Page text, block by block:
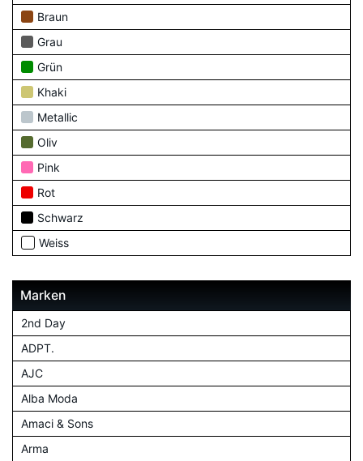
Braun
Grau
Grün
Khaki
Metallic
Oliv
Pink
Rot
Schwarz
Weiss
Marken
2nd Day
ADPT.
AJC
Alba Moda
Amaci & Sons
Arma